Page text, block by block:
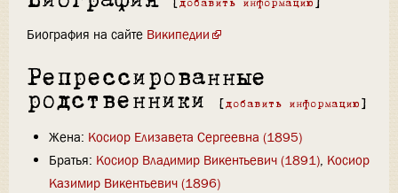
[ добавить информацию ]
Биография на сайте Википедии
Репрессированные
родственники
[ добавить информацию ]
Жена: Косиор Елизавета Сергеевна (1895)
Братья: Косиор Владимир Викентьевич (1891), Косиор
Казимир Викентьевич (1896)